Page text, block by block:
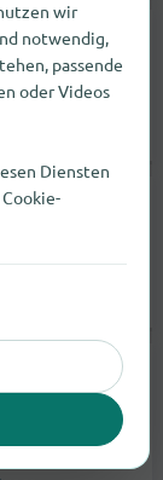
wir
notwendig,
passende
oder Videos
Diensten